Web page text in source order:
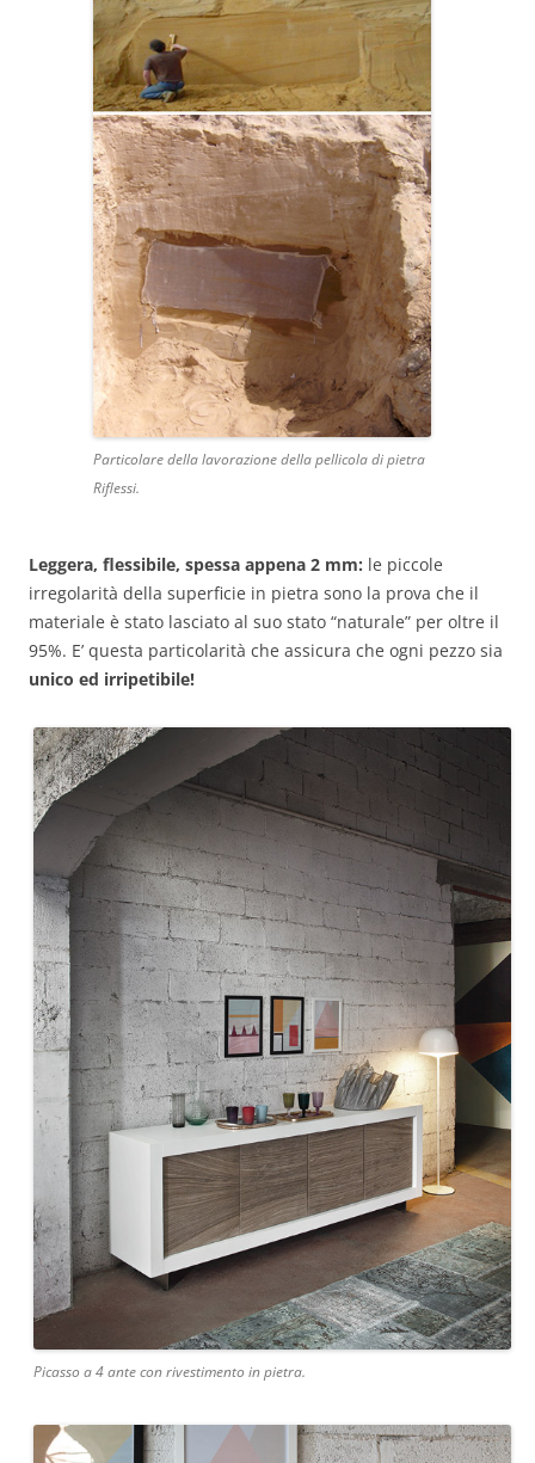
Particolare della lavorazione della pellicola di pietra
Riflessi.
Leggera, flessibile, spessa appena 2 mm: le piccole
irregolarità della superficie in pietra sono la prova che il
materiale è stato lasciato al suo stato “naturale” per oltre il
95%. E’ questa particolarità che assicura che ogni pezzo sia
unico ed irripetibile!
Picasso a 4 ante con rivestimento in pietra.